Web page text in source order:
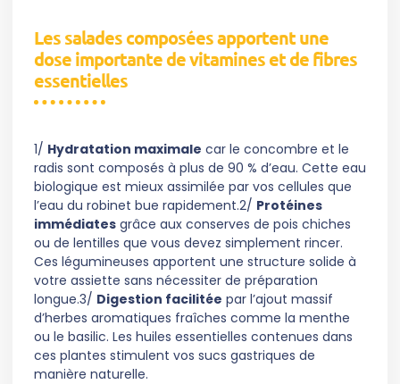
Les salades composées apportent une
dose importante de vitamines et de fibres
essentielles
1/ Hydratation maximale car le concombre et le
radis sont composés à plus de 90 % d’eau. Cette eau
biologique est mieux assimilée par vos cellules que
l’eau du robinet bue rapidement.2/ Protéines
immédiates grâce aux conserves de pois chiches
ou de lentilles que vous devez simplement rincer.
Ces légumineuses apportent une structure solide à
votre assiette sans nécessiter de préparation
longue.3/ Digestion facilitée par l’ajout massif
d’herbes aromatiques fraîches comme la menthe
ou le basilic. Les huiles essentielles contenues dans
ces plantes stimulent vos sucs gastriques de
manière naturelle.